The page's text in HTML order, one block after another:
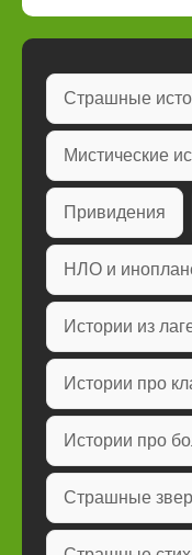
Страшные
Мистические
Привидения
НЛО и
Истории из
Истории про
Истории про
Страшные